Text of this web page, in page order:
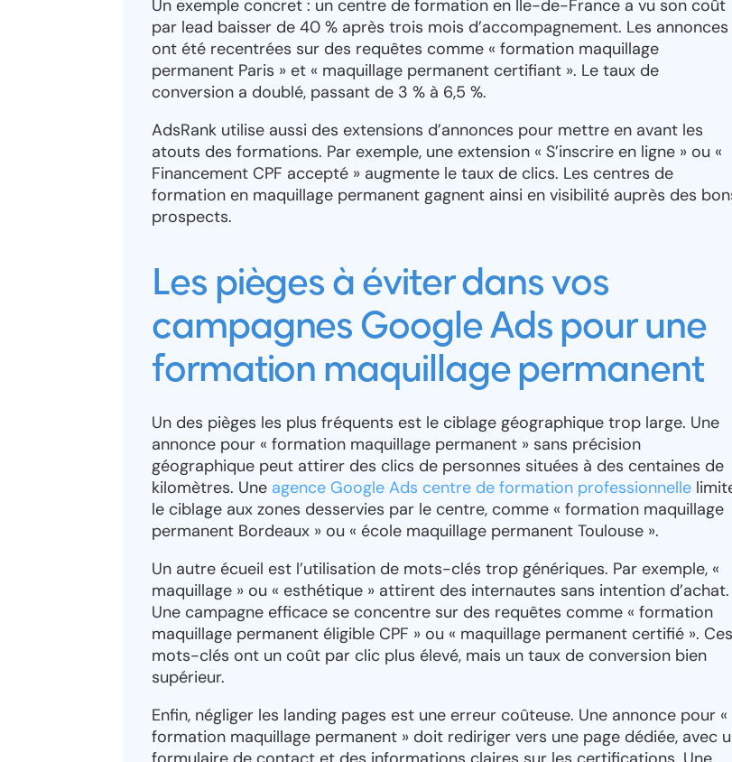
Un exemple concret : un centre de formation en Île-de-France a vu son coût
par lead baisser de 40 % après trois mois d’accompagnement. Les annonces
ont été recentrées sur des requêtes comme « formation maquillage
permanent Paris » et « maquillage permanent certifiant ». Le taux de
conversion a doublé, passant de 3 % à 6,5 %.
AdsRank utilise aussi des extensions d’annonces pour mettre en avant les
atouts des formations. Par exemple, une extension « S’inscrire en ligne » ou «
Financement CPF accepté » augmente le taux de clics. Les centres de
formation en maquillage permanent gagnent ainsi en visibilité auprès des
prospects.
Les pièges à éviter dans vos
campagnes Google Ads pour une
formation maquillage permanent
Un des pièges les plus fréquents est le ciblage géographique trop large. Une
annonce pour « formation maquillage permanent » sans précision
géographique peut attirer des clics de personnes situées à des centaines de
kilomètres. Une agence Google Ads centre de formation professionnelle
le ciblage aux zones desservies par le centre, comme « formation maquillage
permanent Bordeaux » ou « école maquillage permanent Toulouse ».
Un autre écueil est l’utilisation de mots-clés trop génériques. Par exemple, «
maquillage » ou « esthétique » attirent des internautes sans intention d’achat.
Une campagne efficace se concentre sur des requêtes comme « formation
maquillage permanent éligible CPF » ou « maquillage permanent certifié ». Ces
mots-clés ont un coût par clic plus élevé, mais un taux de conversion bien
supérieur.
Enfin, négliger les landing pages est une erreur coûteuse. Une annonce pour «
formation maquillage permanent » doit rediriger vers une page dédiée, avec